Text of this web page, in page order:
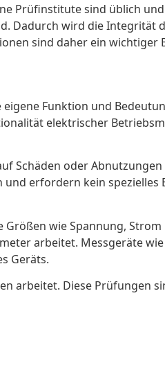
Prüfinstitute sind üblich
Dadurch wird die
sind daher ein wichtiger
Funktion und
elektrischer
Schäden oder
erfordern kein
wie Spannung,
arbeitet. Messgeräte
Geräts.
arbeitet. Diese Prüfungen